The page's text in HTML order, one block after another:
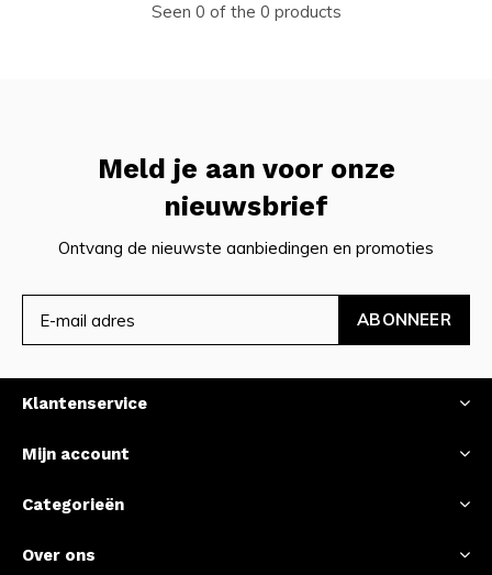
Seen 0 of the 0 products
Meld je aan voor onze
nieuwsbrief
Ontvang de nieuwste aanbiedingen en promoties
ABONNEER
Klantenservice
Mijn account
Categorieën
Over ons